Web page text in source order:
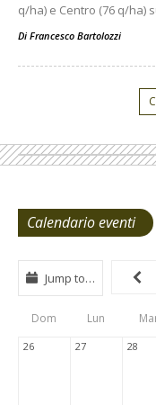
q/ha) e Centro (76 q/ha)
Di Francesco Bartolozzi
Calendario eventi
View
Type
Tabs
Jump to…
Dom Lun
26 27 28